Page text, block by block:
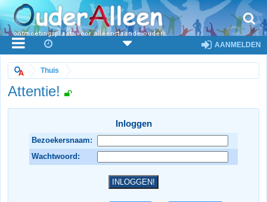
AANMELDEN
Thuis
Attentie!
Inloggen
Bezoekersnaam:
Wachtwoord: